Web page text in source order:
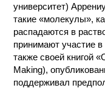
университет)
такие «молекулы»,
распадаются в
принимают участие
также своей книгой
Making),
поддерживал